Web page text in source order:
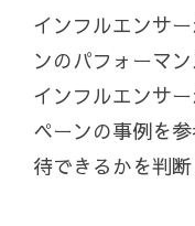
インフルエンサ
ンのパフォーマ
インフルエンサ
ペーンの事例を
待できるかを判断